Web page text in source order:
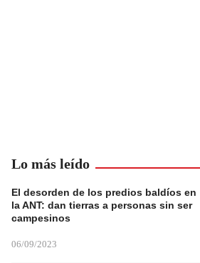
Lo más leído
El desorden de los predios baldíos en
la ANT: dan tierras a personas sin ser
campesinos
06/09/2023